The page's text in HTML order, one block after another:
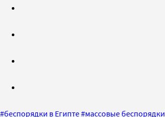
#беспорядки в Египте#массовые беспорядки